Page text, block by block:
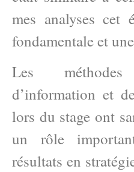
mes analyses cet
fondamentale et
Les
d’information et
lors du stage ont
un rôle
résultats en